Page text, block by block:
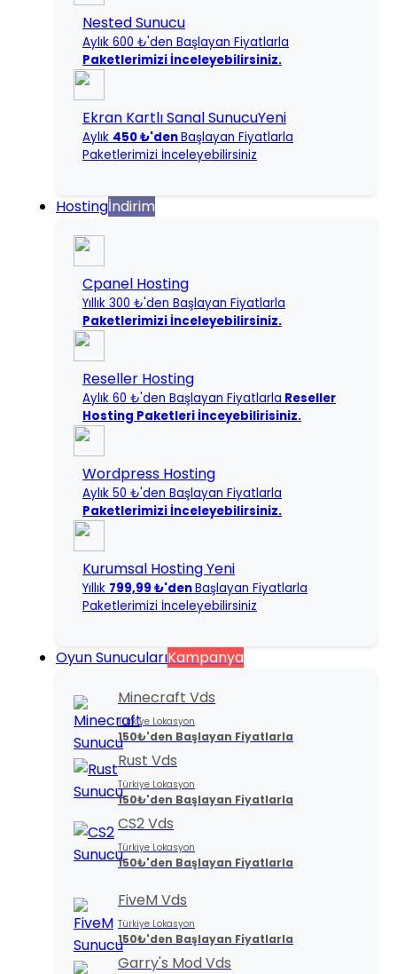
Nested Sunucu
Aylık 600 ₺'den Başlayan Fiyatlarla
Paketlerimizi İnceleyebilirsiniz.
Ekran Kartlı Sanal SunucuYeni
Aylık 450 ₺'denBaşlayan Fiyatlarla
Paketlerimizi İnceleyebilirsiniz
Hostingİndirim
Cpanel Hosting
Yıllık 300 ₺'den Başlayan Fiyatlarla
Paketlerimizi İnceleyebilirsiniz.
Reseller Hosting
Aylık 60 ₺'den Başlayan Fiyatlarla Reseller
Hosting Paketleri İnceyebilirisiniz.
Wordpress Hosting
Aylık 50 ₺'den Başlayan Fiyatlarla
Paketlerimizi İnceleyebilirsiniz.
Kurumsal HostingYeni
Yıllık 799,99 ₺'denBaşlayan Fiyatlarla
Paketlerimizi İnceleyebilirsiniz
Oyun SunucularıKampanya
Minecraft Vds
Türkiye Lokasyon
150₺'den Başlayan Fiyatlarla
Rust Vds
Türkiye Lokasyon
150₺'den Başlayan Fiyatlarla
CS2 Vds
Türkiye Lokasyon
150₺'den Başlayan Fiyatlarla
FiveM Vds
Türkiye Lokasyon
150₺'den Başlayan Fiyatlarla
Garry's Mod Vds